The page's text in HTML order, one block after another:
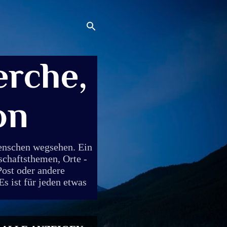
wegsehen. Ein
Orte -
oder andere
ist für jeden etwas